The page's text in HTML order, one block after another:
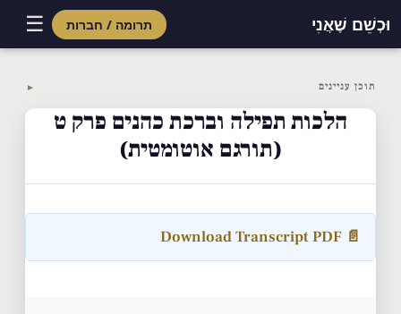
וּכְשֵׁם שֶׁאֲנִי תרומה / חברות ☰
content
תוכן עניינים ▼
הלכות תפילה וברכת כהנים פרק ט
(תורגם אוטומטית)
📄 Download Transcript PDF